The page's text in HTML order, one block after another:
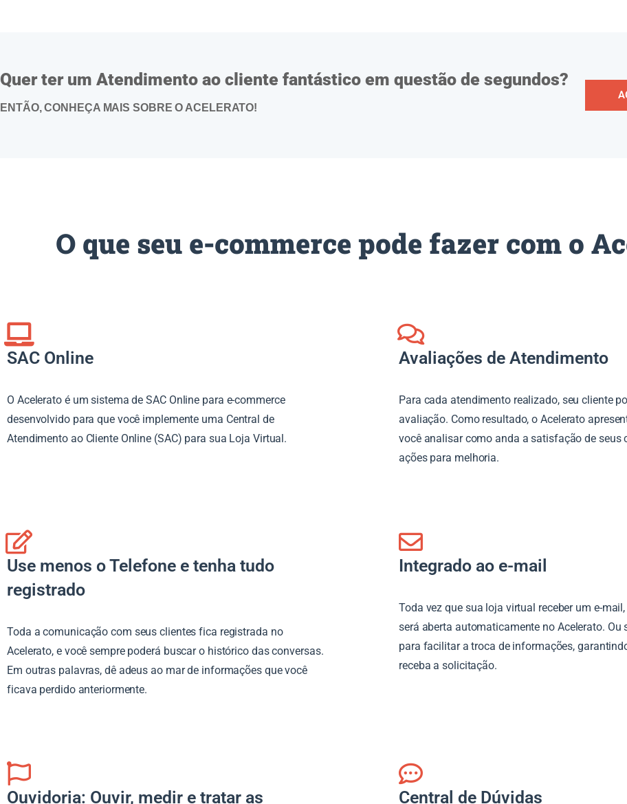
Quer ter um Atendimento ao cliente fantástico em questão de segundos?
ENTÃO, CONHEÇA MAIS SOBRE O ACELERATO!
O que seu e-commerce pode fazer com o
SAC Online
O Acelerato é um sistema de SAC Online para e-commerce
desenvolvido para que você implemente uma Central de
Atendimento ao Cliente Online (SAC) para sua Loja Virtual.
Avaliações de Atendimento
Para cada atendimento realizado, seu cliente
avaliação. Como resultado, o Acelerato
você analisar como anda a satisfação de seus
ações para melhoria.
Use menos o Telefone e tenha tudo
registrado
Toda a comunicação com seus clientes fica registrada no
Acelerato, e você sempre poderá buscar o histórico das conversas.
Em outras palavras, dê adeus ao mar de informações que você
ficava perdido anteriormente.
Integrado ao e-mail
Toda vez que sua loja virtual receber um e-
será aberta automaticamente no Acelerato. Ou
para facilitar a troca de informações,
receba a solicitação.
Ouvidoria: Ouvir, medir e tratar as Central de Dúvidas